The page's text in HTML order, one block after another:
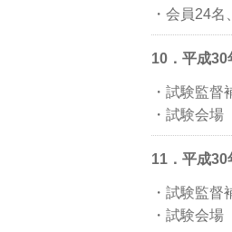
・会員24
10．平成
・試験監
・試験会
11．平成
・試験監
・試験会